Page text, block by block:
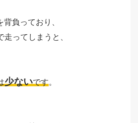
負っており、
ってしまうと、
少ないです。